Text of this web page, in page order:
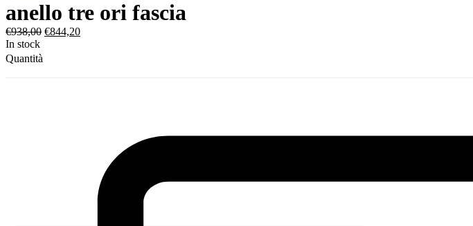
anello tre ori fascia
€938,00 €844,20
In stock
Quantità